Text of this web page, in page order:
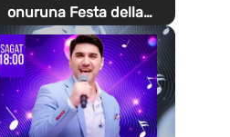
onuruna Festa della
Musica düzenlenecek